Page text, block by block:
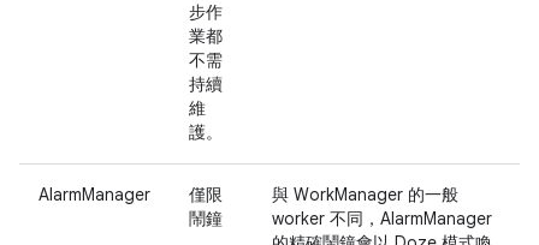
步作
業都
不需
持續
維
護。
AlarmManager
僅限
鬧鐘
與 WorkManager 的一般
worker 不同，AlarmManager